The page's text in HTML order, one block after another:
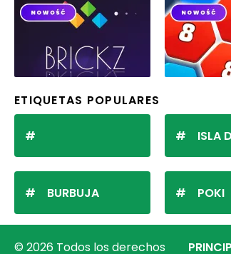
ETIQUETAS POPULARES
BURBUJA
ISLA
POKI
© 2026 Todos los derechos